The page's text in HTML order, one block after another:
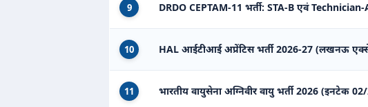
9 DRDO CEPTAM-11 भर्ती: STA-B एवं
10 HAL आईटीआई अप्रेंटिस भर्ती 2026-27 (लखनऊ
11 भारतीय वायुसेना अग्निवीर वायु भर्ती 2026